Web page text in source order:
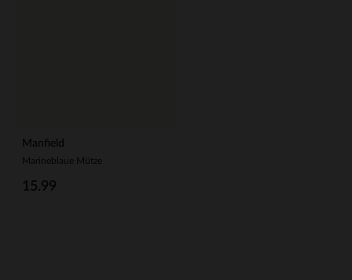
Manfield
Marineblaue Mütze
15.99